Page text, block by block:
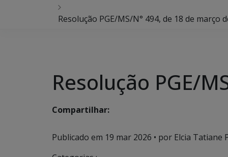
Resolução PGE/MS/N° 494, de 18 de março
Resolução PGE/
Compartilhar:
Publicado em 19 mar 2026 • por Elcia Tatiane